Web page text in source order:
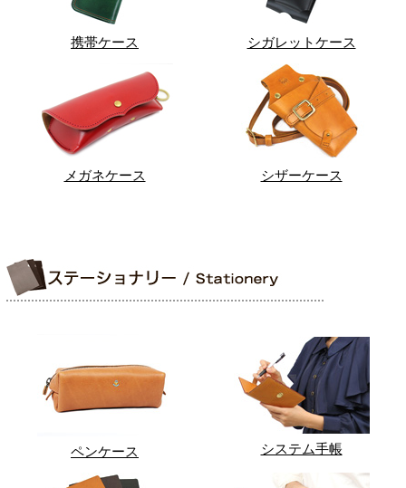
携帯ケース シガレットケース
メガネケース シザーケース
ペンケース システム手帳